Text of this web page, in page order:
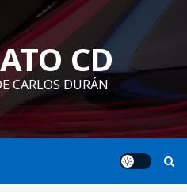
CD
CARLOS DURÁN